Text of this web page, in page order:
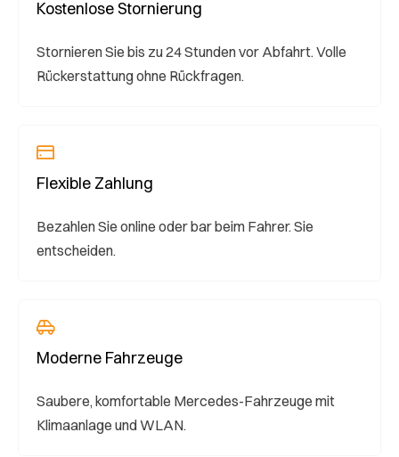
Kostenlose Stornierung
Stornieren Sie bis zu 24 Stunden vor Abfahrt. Volle
Rückerstattung ohne Rückfragen.
Flexible Zahlung
Bezahlen Sie online oder bar beim Fahrer. Sie
entscheiden.
Moderne Fahrzeuge
Saubere, komfortable Mercedes-Fahrzeuge mit
Klimaanlage und WLAN.